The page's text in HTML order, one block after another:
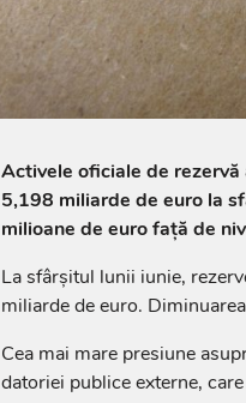
Activele oficiale de
5,198 miliarde de euro la
milioane de euro față de
La sfârșitul lunii iunie,
miliarde de euro.
Cea mai mare presiune
datoriei publice externe,